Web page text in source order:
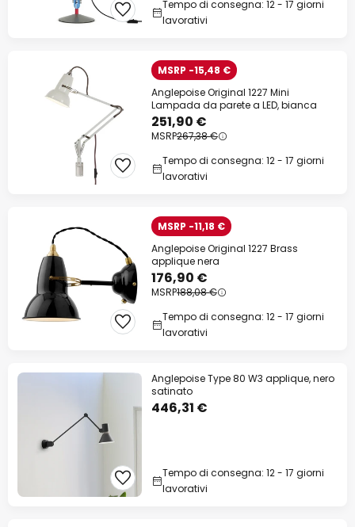
Tempo di consegna: 12 - 17 giorni
lavorativi
MSRP -15,48 €
Anglepoise Original 1227 Mini
Lampada da parete a LED, bianca
251,90 €
MSRP267,38 €
Tempo di consegna: 12 - 17 giorni
lavorativi
MSRP -11,18 €
Anglepoise Original 1227 Brass
applique nera
176,90 €
MSRP188,08 €
Tempo di consegna: 12 - 17 giorni
lavorativi
Anglepoise Type 80 W3 applique, nero
satinato
446,31 €
Tempo di consegna: 12 - 17 giorni
lavorativi